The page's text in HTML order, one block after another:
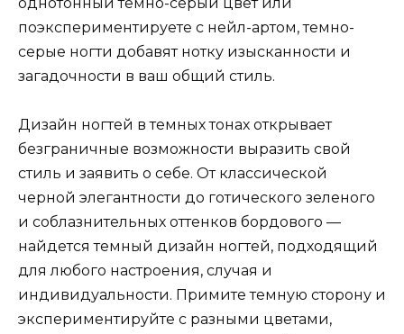
поэкспериментируете с нейл-артом, темно-
серые ногти добавят нотку изысканности и
загадочности в ваш общий стиль.
Дизайн ногтей в темных тонах открывает
безграничные возможности выразить свой
стиль и заявить о себе. От классической
черной элегантности до готического зеленого
и соблазнительных оттенков бордового —
найдется темный дизайн ногтей, подходящий
для любого настроения, случая и
индивидуальности. Примите темную сторону и
экспериментируйте с разными цветами,